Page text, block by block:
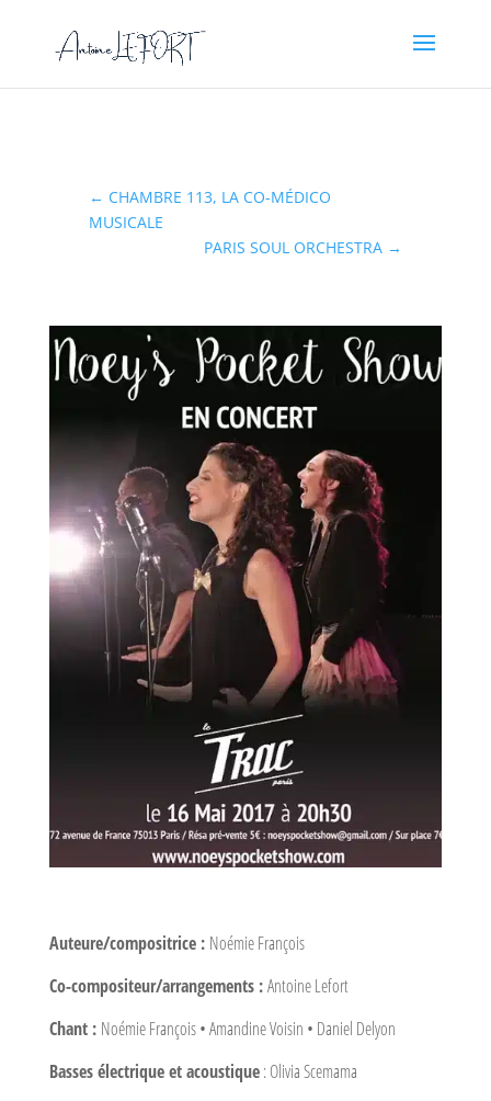
← CHAMBRE 113, LA CO-MÉDICO
MUSICALE
PARIS SOUL ORCHESTRA →
Auteure/compositrice : Noémie François​
Co-compositeur/arrangements :Antoine Lefort
Chant : Noémie François • Amandine Voisin • Daniel Delyon
Basses électrique et acoustique: Olivia Scemama